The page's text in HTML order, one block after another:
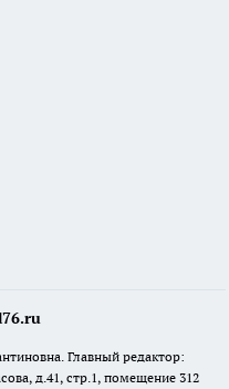
Главный редактор:
д.41, стр.1, помещение 312